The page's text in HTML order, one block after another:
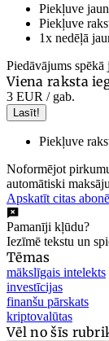
Piekļuve
Piekļuve
1x nedēļā
Piedāvājums
Viena raksta
3 EUR / gab.
Lasīt!
Piekļuve
Noformējot
automātiski
Apskatīt citas
Pamanīji kļūdu?
Iezīmē tekstu un
Tēmas
mākslīgais intelekts
investīcijas
finanšu pārskats
kriptovalūtas
Vēl no šīs